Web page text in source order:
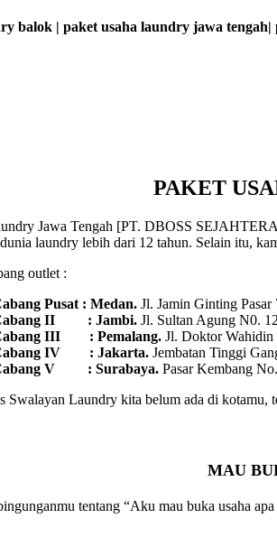
balok | paket usaha laundry jawa
PAKET
Jawa Tengah [PT. DBOSS
laundry lebih dari 12 tahun. Selain itu,
outlet :
Pusat : Medan. Jl. Jamin Ginting
II : Jambi. Jl. Sultan Agung N0.
III : Pemalang. Jl. Doktor Wahidin
IV : Jakarta. Jembatan Tinggi
V : Surabaya. Pasar Kembang
Swalayan Laundry kita belum ada di kotamu,
MAU
tentang “Aku mau buka usaha